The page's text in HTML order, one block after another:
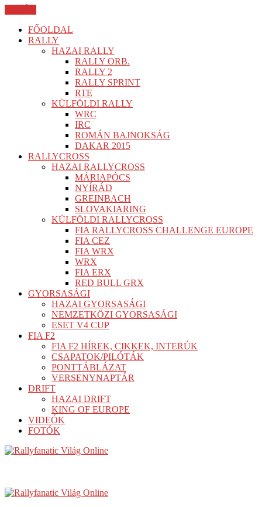
FŐOLDAL
RALLY
HAZAI RALLY
RALLY ORB.
RALLY 2
RALLY SPRINT
RTE
KÜLFÖLDI RALLY
WRC
IRC
ROMÁN BAJNOKSÁG
DAKAR 2015
RALLYCROSS
HAZAI RALLYCROSS
MÁRIAPÓCS
NYÍRÁD
GREINBACH
SLOVAKIARING
KÜLFÖLDI RALLYCROSS
FIA RALLYCROSS CHALLENGE EUROPE
FIA CEZ
FIA WRX
WRX
FIA ERX
RED BULL GRX
GYORSASÁGI
HAZAI GYORSASÁGI
NEMZETKÖZI GYORSASÁGI
ESET V4 CUP
FIA F2
FIA F2 HÍREK, CIKKEK, INTERÚK
CSAPATOK/PILÓTÁK
PONTTÁBLÁZAT
VERSENYNAPTÁR
DRIFT
HAZAI DRIFT
KING OF EUROPE
VIDEÓK
FOTÓK